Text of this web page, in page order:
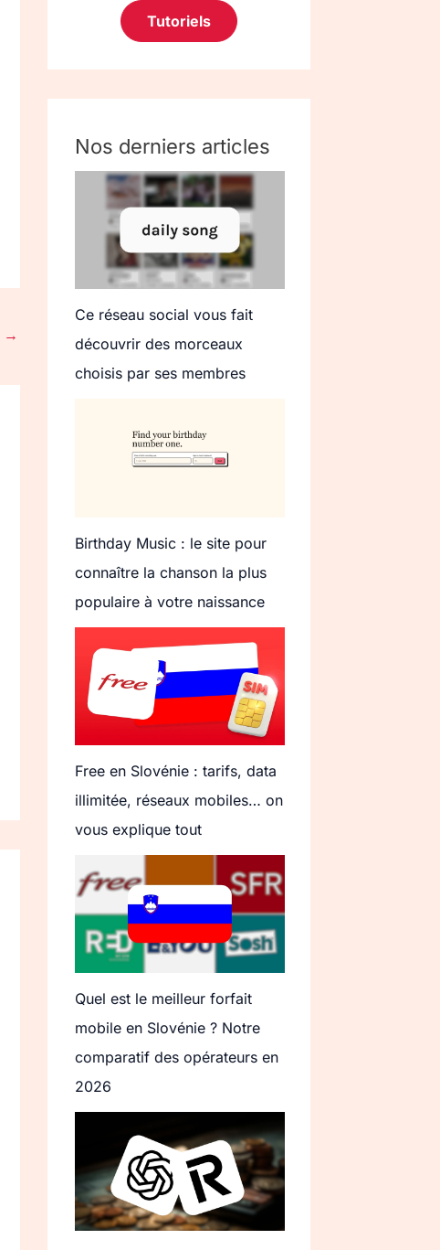
→
Tutoriels
Nos derniers articles
Ce réseau social vous fait
découvrir des morceaux
choisis par ses membres
Birthday Music : le site pour
connaître la chanson la plus
populaire à votre naissance
Free en Slovénie : tarifs, data
illimitée, réseaux mobiles… on
vous explique tout
Quel est le meilleur forfait
mobile en Slovénie ? Notre
comparatif des opérateurs en
2026